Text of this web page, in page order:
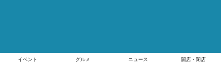
イベント グルメ ニュース 開店・閉店